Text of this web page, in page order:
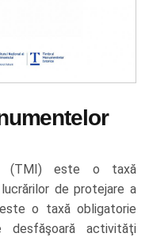
(TMI) este o taxă
de protejare a
o taxă obligatorie
desfăşoară activităţi